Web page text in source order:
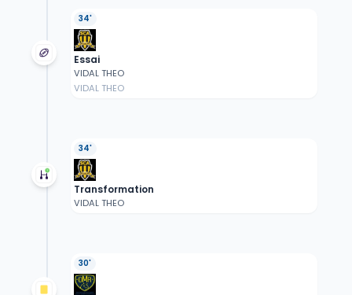
34'
Essai
VIDAL THEO
VIDAL THEO
34'
Transformation
VIDAL THEO
30'